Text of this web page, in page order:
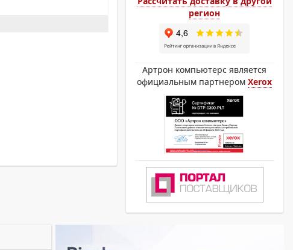
регион
Артрон компьютерс является
официальным партнеромXerox